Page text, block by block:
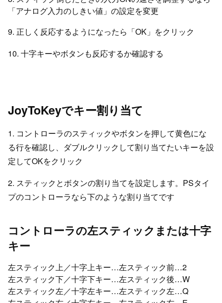
「アナログ入力のしきい値」の設定を変更
9. 正しく反応するようになったら「OK」をクリック
10. 十字キーやボタンも反応するか確認する
JoyToKeyでキー割り当て
1. コントローラのスティックやボタンを押して黄色にな
る行を確認し、ダブルクリックして割り当てたいキーを設
定してOKをクリック
2. スティックとボタンの割り当てを設定します。PSタイ
プのコントローラなら下のような割り当てです
コントローラの左スティックまたは十字
キー
左スティック上／十字上キー…左スティック前…2
左スティック下／十字下キー…左スティック後…W
左スティック左／十字左キー…左スティック左…Q